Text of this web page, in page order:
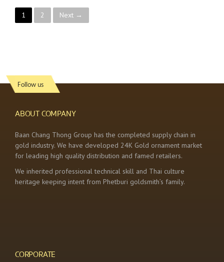
P
t
s
n
a
v
i
i
1 2 Next →
Follow us
ABOUT COMPANY
Baan Chang Thong Group has the completed supply chain in
gold industry. We have developed 24K Gold ornament market
for leading high quality distribution and famed retailers.
We inherited professional technical skill and Thai culture
heritage keeping intent from Phetburi goldsmith’s family.
CORPORATE